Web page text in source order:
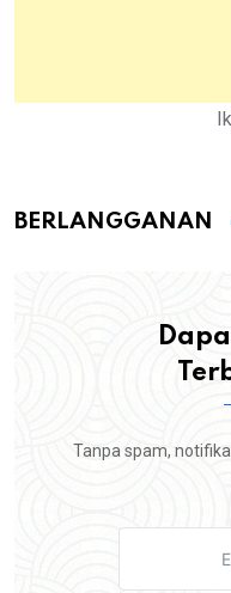
BERLANGGANAN
Tanpa spam,